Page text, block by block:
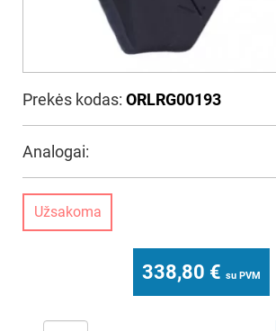
Prekės kodas: ORLRG00193
Analogai:
Užsakoma
338,80 € su PVM